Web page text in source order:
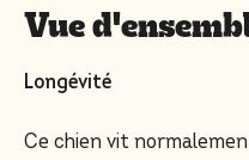
Vue
Longévité
Ce chien vit